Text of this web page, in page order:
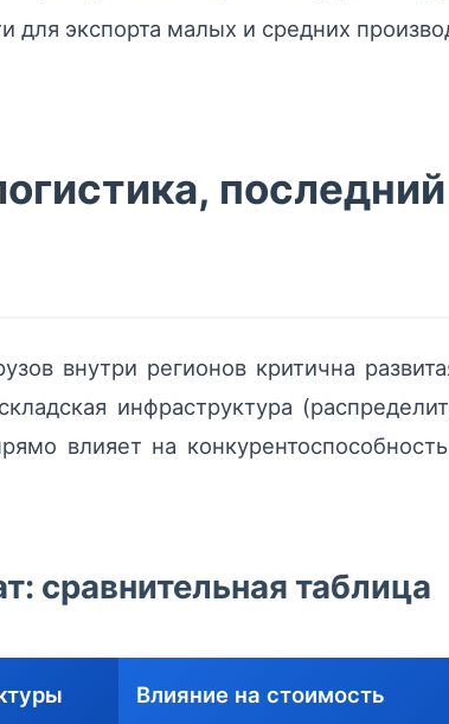
для экспорта малых и средних
внутри регионов критична
инфраструктура
влияет на
сравнительная таблица
Влияние на стоимость